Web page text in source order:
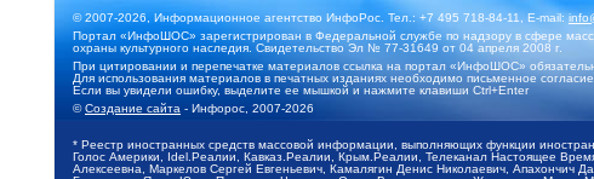
© 2007-2026, Информационное агентство ИнфоРос. Тел.: +7 495 718-84-11, E-mail:
Портал «ИнфоШОС» зарегистрирован в Федеральной службе по надзору в сфере
охраны культурного наследия. Свидетельство Эл № 77-31649 от 04 апреля 2008 г.
При цитировании и перепечатке материалов ссылка на портал «ИнфоШОС»
Для использования материалов в печатных изданиях необходимо письменное
Если вы увидели ошибку, выделите ее мышкой и нажмите клавиши Ctrl+Enter
©Создание сайта - Инфорос, 2007-2026
* Реестр иностранных средств массовой информации, выполняющих функции
Голос Америки, Idel.Реалии, Кавказ.Реалии, Крым.Реалии, Телеканал Настоящее
Алексеевна, Маркелов Сергей Евгеньевич, Камалягин Денис Николаевич,